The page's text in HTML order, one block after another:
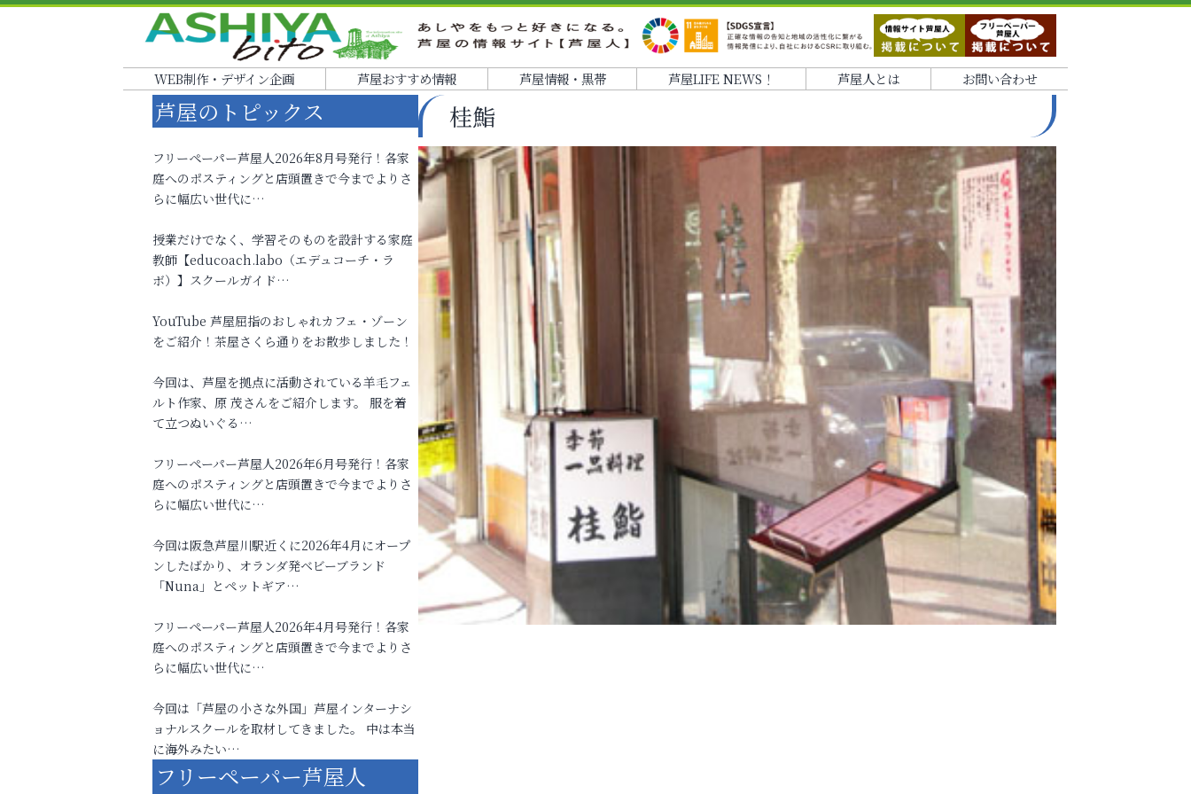
WEB制作・デザイン企画 芦屋おすすめ情報 芦屋情報・黒帯 芦屋LIFE NEWS！ 芦屋人とは お問い合わせ
桂鮨
芦屋のトピックス
フリーペーパー芦屋人2026年8月号発行！各家
庭へのポスティングと店頭置きで今までよりさ
らに幅広い世代に…
授業だけでなく、学習そのものを設計する家庭
教師【educoach.labo（エデュコーチ・ラ
ボ）】スクールガイド…
YouTube 芦屋屈指のおしゃれカフェ・ゾーン
をご紹介！茶屋さくら通りをお散歩しました！
今回は、芦屋を拠点に活動されている羊毛フェ
ルト作家、原 茂さんをご紹介します。 服を着
て立つぬいぐる…
フリーペーパー芦屋人2026年6月号発行！各家
庭へのポスティングと店頭置きで今までよりさ
らに幅広い世代に…
今回は阪急芦屋川駅近くに2026年4月にオープ
ンしたばかり、オランダ発ベビーブランド
「Nuna」とペットギア…
フリーペーパー芦屋人2026年4月号発行！各家
庭へのポスティングと店頭置きで今までよりさ
らに幅広い世代に…
今回は「芦屋の小さな外国」芦屋インターナシ
ョナルスクールを取材してきました。 中は本当
に海外みたい…
フリーペーパー芦屋人